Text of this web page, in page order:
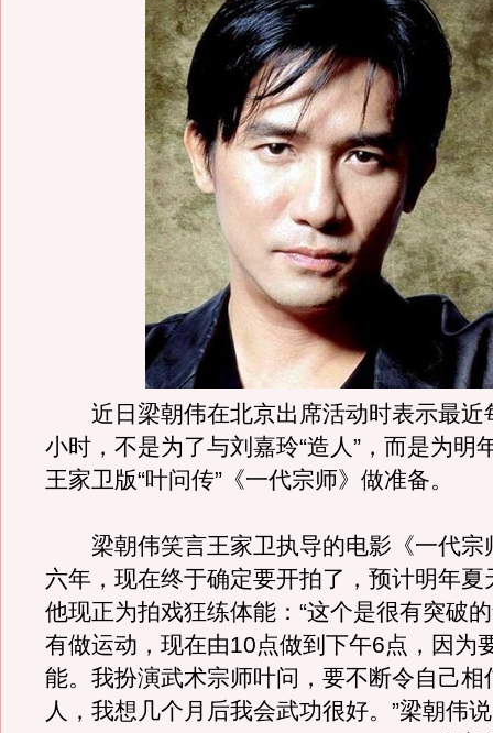
近日梁朝伟在北京出席活动时表示最近
小时，不是为了与刘嘉玲“造人”，而是为明
王家卫版“叶问传”《一代宗师》做准备。
梁朝伟笑言王家卫执导的电影《一代宗
六年，现在终于确定要开拍了，预计明年夏
他现正为拍戏狂练体能：“这个是很有突破
有做运动，现在由10点做到下午6点，因为
能。我扮演武术宗师叶问，要不断令自己相
人，我想几个月后我会武功很好。 ”梁朝伟